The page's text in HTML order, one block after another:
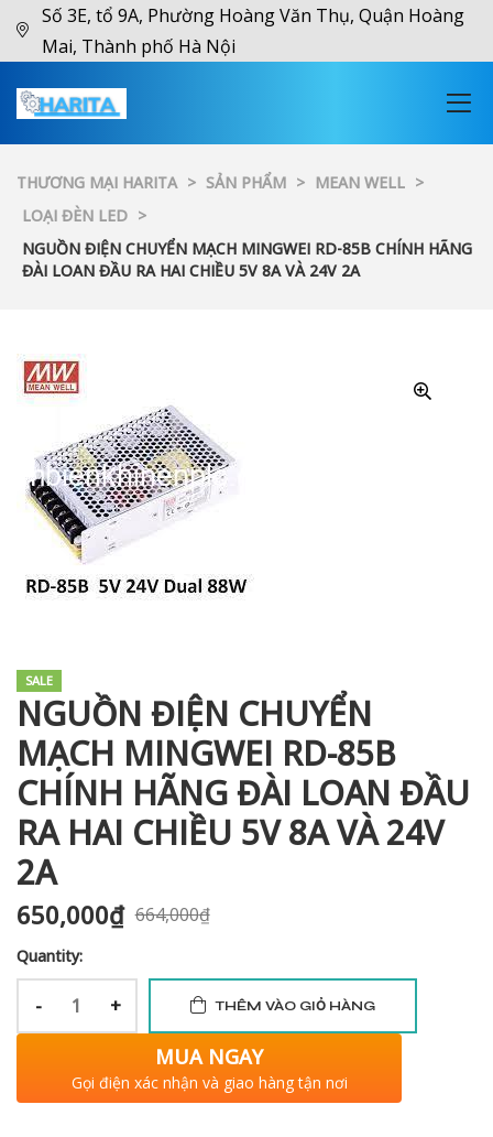
Số 3E, tổ 9A, Phường Hoàng Văn Thụ, Quận Hoàng
Mai, Thành phố Hà Nội
THƯƠNG MẠI HARITA > SẢN PHẨM > MEAN WELL >
LOẠI ĐÈN LED >
NGUỒN ĐIỆN CHUYỂN MẠCH MINGWEI RD-85B CHÍNH HÃNG
ĐÀI LOAN ĐẦU RA HAI CHIỀU 5V 8A VÀ 24V 2A
SALE
NGUỒN ĐIỆN CHUYỂN
MẠCH MINGWEI RD-85B
CHÍNH HÃNG ĐÀI LOAN ĐẦU
RA HAI CHIỀU 5V 8A VÀ 24V
2A
664,000₫
650,000₫
Quantity:
- + THÊM VÀO GIỎ HÀNG
MUA NGAY
Gọi điện xác nhận và giao hàng tận nơi
XNK